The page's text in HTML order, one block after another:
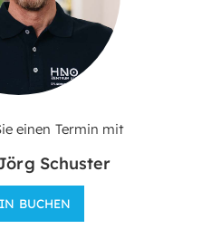
einen Termin mit
Schuster
BUCHEN